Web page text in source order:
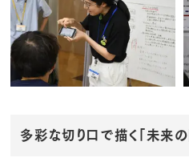
多彩な切り口で描く「未来の